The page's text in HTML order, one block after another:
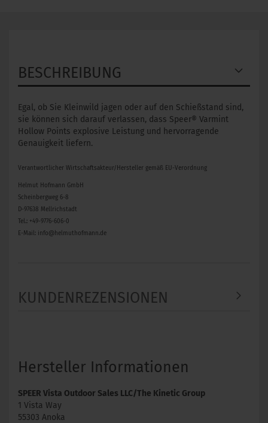
BESCHREIBUNG
Egal, ob Sie Kleinwild jagen oder auf den Schießstand sind,
sie können sich darauf verlassen, dass Speer® Varmint
Hollow Points explosive Leistung und hervorragende
Genauigkeit liefern.
Verantwortlicher Wirtschaftsakteur/Hersteller gemäß EU-Verordnung
Helmut Hofmann GmbH
Scheinbergweg 6-8
D-97638 Mellrichstadt
Tel.: +49-9776-606-0
E-Mail: info@helmuthofmann.de
KUNDENREZENSIONEN
Hersteller Informationen
SPEER Vista Outdoor Sales LLC/The Kinetic Group
1 Vista Way
55303 Anoka